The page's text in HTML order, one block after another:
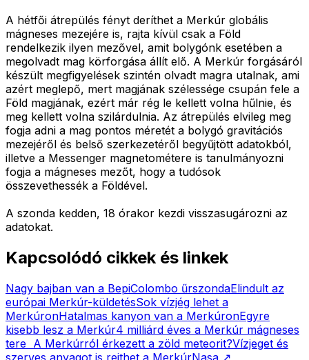
A hétfői átrepülés fényt deríthet a Merkúr globális
mágneses mezejére is, rajta kívül csak a Föld
rendelkezik ilyen mezővel, amit bolygónk esetében a
megolvadt mag körforgása állít elő. A Merkúr forgásáról
készült megfigyelések szintén olvadt magra utalnak, ami
azért meglepő, mert magjának szélessége csupán fele a
Föld magjának, ezért már rég le kellett volna hűlnie, és
meg kellett volna szilárdulnia. Az átrepülés elvileg meg
fogja adni a mag pontos méretét a bolygó gravitációs
mezejéről és belső szerkezetéről begyűjtött adatokból,
illetve a Messenger magnetométere is tanulmányozni
fogja a mágneses mezőt, hogy a tudósok
összevethessék a Földével.
A szonda kedden, 18 órakor kezdi visszasugározni az
adatokat.
Kapcsolódó cikkek és linkek
Nagy bajban van a BepiColombo űrszondaElindult az
európai Merkúr-küldetésSok vízjég lehet a
MerkúronHatalmas kanyon van a MerkúronEgyre
kisebb lesz a Merkúr4 milliárd éves a Merkúr mágneses
tere A Merkúrról érkezett a zöld meteorit?Vízjeget és
szerves anyagot is rejthet a MerkúrNasa ↗